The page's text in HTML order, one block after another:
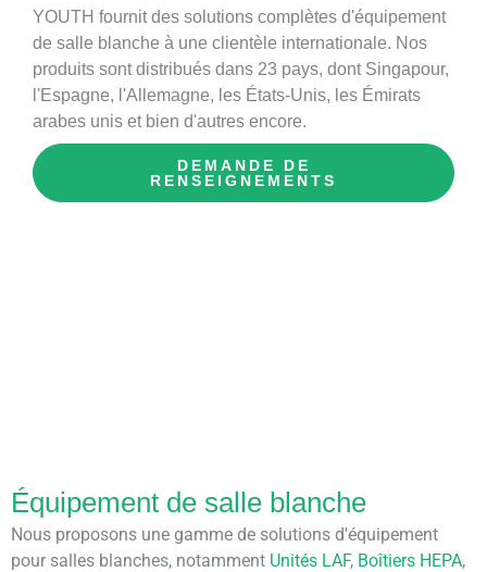
YOUTH fournit des solutions complètes d'équipement
de salle blanche à une clientèle internationale. Nos
produits sont distribués dans 23 pays, dont Singapour,
l'Espagne, l'Allemagne, les États-Unis, les Émirats
arabes unis et bien d'autres encore.
DEMANDE DE
RENSEIGNEMENTS
Équipement de salle blanche
Nous proposons une gamme de solutions d'équipement
pour salles blanches, notamment Unités LAF, Boîtiers HEPA,